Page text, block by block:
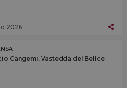
2026
Cangemi, Vastedda del Belìce